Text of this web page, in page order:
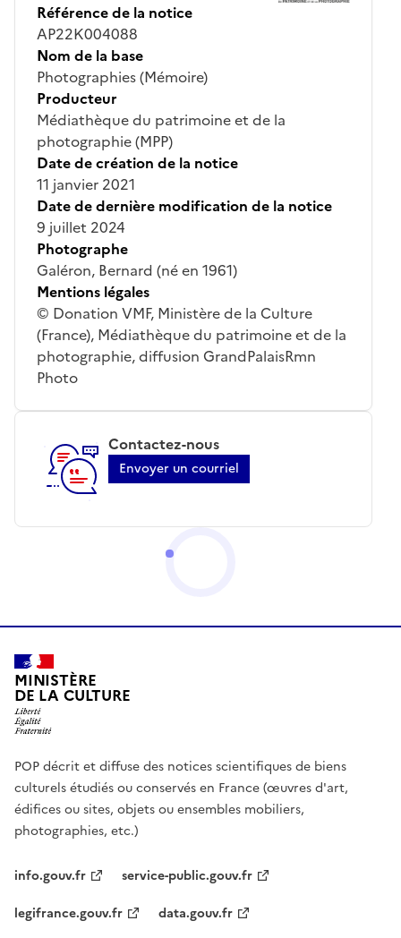
Référence de la notice
AP22K004088
Nom de la base
Photographies (Mémoire)
Producteur
Médiathèque du patrimoine et de la
photographie (MPP)
Date de création de la notice
11 janvier 2021
Date de dernière modification de la notice
9 juillet 2024
Photographe
Galéron, Bernard (né en 1961)
Mentions légales
© Donation VMF, Ministère de la Culture
(France), Médiathèque du patrimoine et de la
photographie, diffusion GrandPalaisRmn
Photo
Contactez-nous
Envoyer un courriel
MINISTÈRE
DE LA CULTURE
POP décrit et diffuse des notices scientifiques de biens
culturels étudiés ou conservés en France (œuvres d'art,
édifices ou sites, objets ou ensembles mobiliers,
photographies, etc.)
info.gouv.fr
service-public.gouv.fr
legifrance.gouv.fr
data.gouv.fr